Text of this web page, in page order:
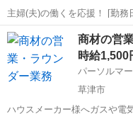
主婦(夫)の働くを応援！ [勤務日数]： 週1日~ 09:00~17:00 [勤務地・最
寄駅]： 滋賀県東近江市八日
滋賀 東近江市 営業
商材の営
時給1,500
パーソルマ
草津市
ハウスメーカー様へガスや電